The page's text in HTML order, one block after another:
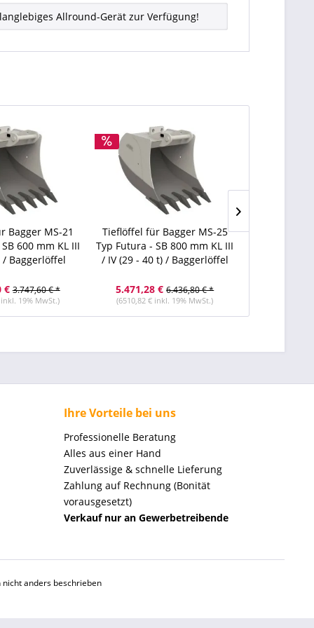
Allround-Gerät zur Verfügung!
Bagger MS-21
600 mm KL III
/ Baggerlöffel
€ 3.747,60 € *
19% MwSt.)
Tieflöffel für Bagger MS-25
Typ Futura - SB 800 mm KL III
/ IV (29 - 40 t) / Baggerlöffel
5.471,28 € 6.436,80 € *
(6510,82 € inkl. 19% MwSt.)
Ihre Vorteile bei uns
Professionelle Beratung
Alles aus einer Hand
Zuverlässige & schnelle Lieferung
Zahlung auf Rechnung (Bonität
vorausgesetzt)
Verkauf nur an Gewerbetreibende
anders beschrieben